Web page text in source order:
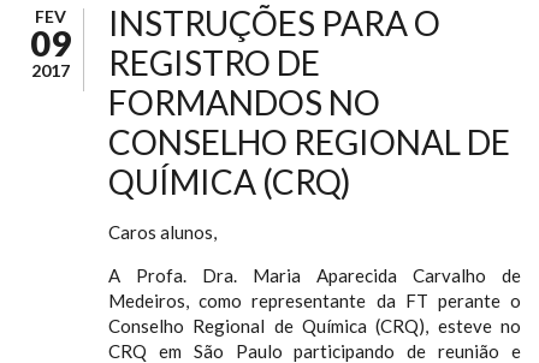
FEV
09
2017
INSTRUÇÕES PARA O
REGISTRO DE
FORMANDOS NO
CONSELHO REGIONAL DE
QUÍMICA (CRQ)
Caros alunos,
A Profa. Dra. Maria Aparecida Carvalho de
Medeiros, como representante da FT perante o
Conselho Regional de Química (CRQ), esteve no
CRQ em São Paulo participando de reunião e